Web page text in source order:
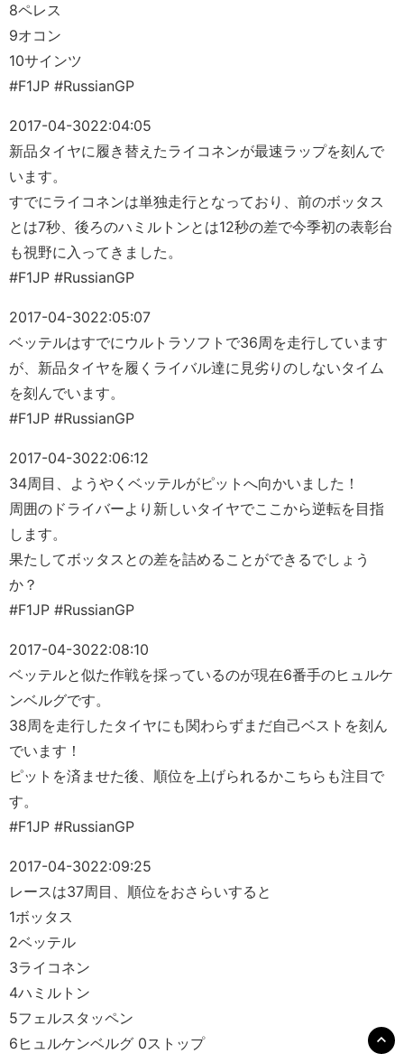
8ペレス
9オコン
10サインツ
#F1JP #RussianGP
2017-04-3022:04:05
新品タイヤに履き替えたライコネンが最速ラップを刻んで
います。
すでにライコネンは単独走行となっており、前のボッタス
とは7秒、後ろのハミルトンとは12秒の差で今季初の表彰台
も視野に入ってきました。
#F1JP #RussianGP
2017-04-3022:05:07
ベッテルはすでにウルトラソフトで36周を走行しています
が、新品タイヤを履くライバル達に見劣りのしないタイム
を刻んでいます。
#F1JP #RussianGP
2017-04-3022:06:12
34周目、ようやくベッテルがピットへ向かいました！
周囲のドライバーより新しいタイヤでここから逆転を目指
します。
果たしてボッタスとの差を詰めることができるでしょう
か？
#F1JP #RussianGP
2017-04-3022:08:10
ベッテルと似た作戦を採っているのが現在6番手のヒュルケ
ンベルグです。
38周を走行したタイヤにも関わらずまだ自己ベストを刻ん
でいます！
ピットを済ませた後、順位を上げられるかこちらも注目で
す。
#F1JP #RussianGP
2017-04-3022:09:25
レースは37周目、順位をおさらいすると
1ボッタス
2ベッテル
3ライコネン
4ハミルトン
5フェルスタッペン
6ヒュルケンベルグ 0ストップ